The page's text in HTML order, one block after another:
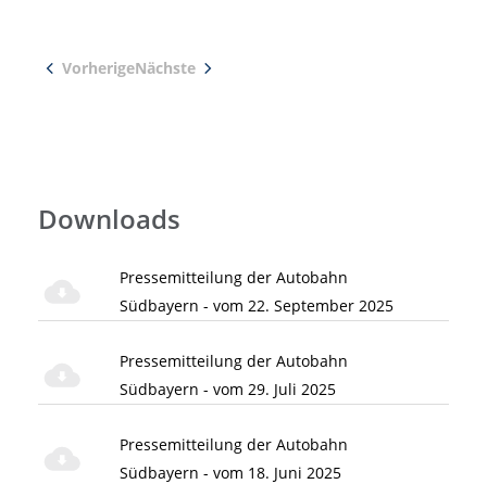
VorherigeNächste
Downloads
Pressemitteilung der Autobahn
Südbayern - vom 22. September 2025
Pressemitteilung der Autobahn
Südbayern - vom 29. Juli 2025
Pressemitteilung der Autobahn
Südbayern - vom 18. Juni 2025